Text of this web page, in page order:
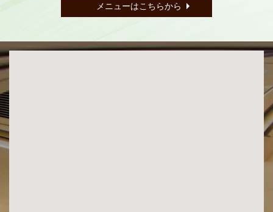
メニューはこちらから